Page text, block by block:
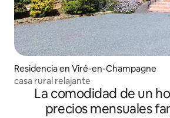
Residencia en Viré-en-Champagne
casa rural relajante
La comodidad de un
precios mensuales